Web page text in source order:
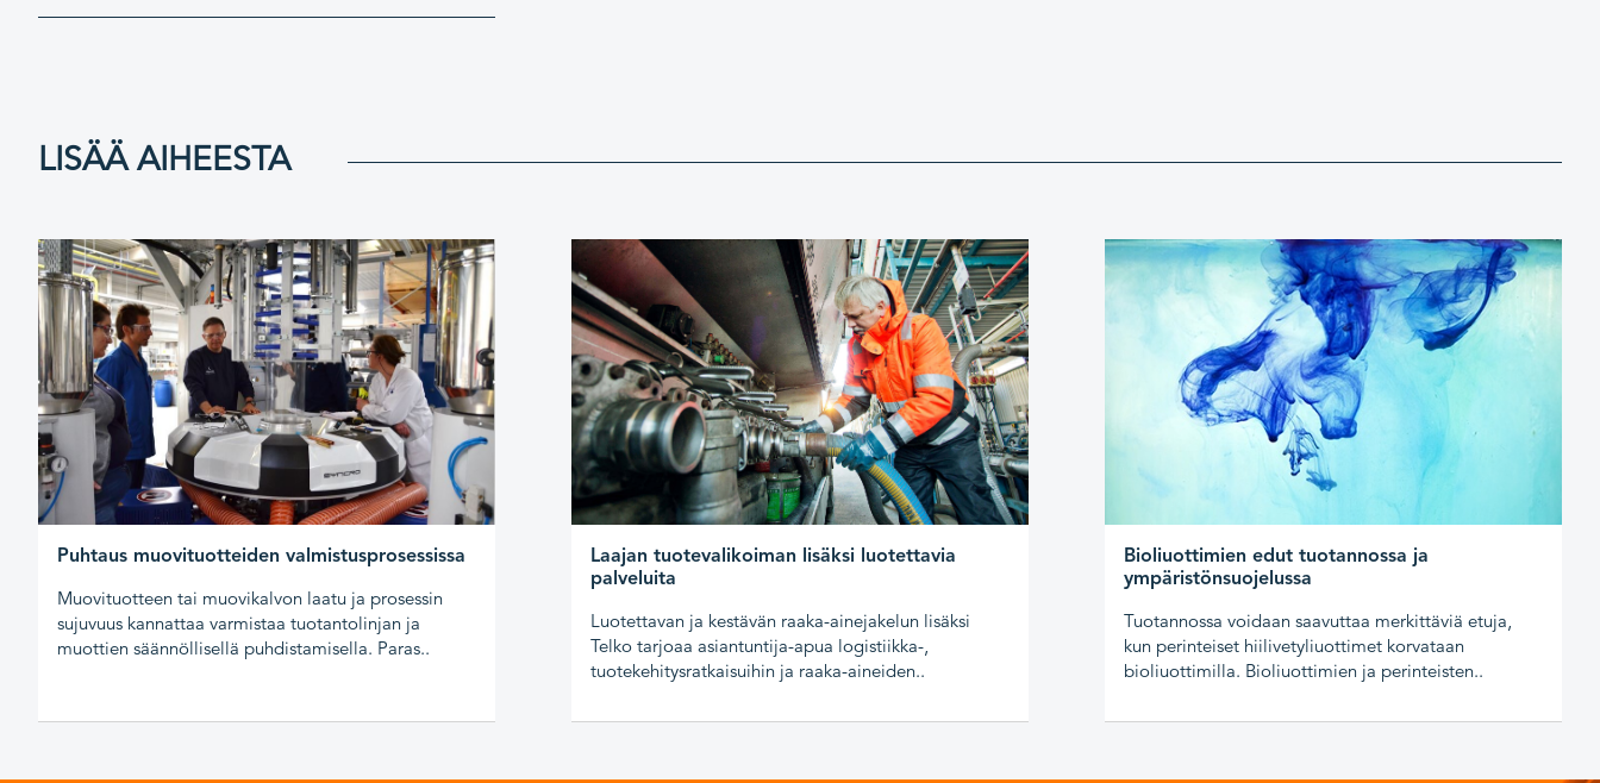
LISÄÄ AIHEESTA
Puhtaus muovituotteiden valmistusprosessissa
Muovituotteen tai muovikalvon laatu ja prosessin
sujuvuus kannattaa varmistaa tuotantolinjan ja
muottien säännöllisellä puhdistamisella. Paras..
Laajan tuotevalikoiman lisäksi luotettavia
palveluita
Luotettavan ja kestävän raaka-ainejakelun lisäksi
Telko tarjoaa asiantuntija-apua logistiikka-,
tuotekehitysratkaisuihin ja raaka-aineiden..
Bioliuottimien edut tuotannossa ja
ympäristönsuojelussa
Tuotannossa voidaan saavuttaa merkittäviä etuja,
kun perinteiset hiilivetyliuottimet korvataan
bioliuottimilla. Bioliuottimien ja perinteisten..